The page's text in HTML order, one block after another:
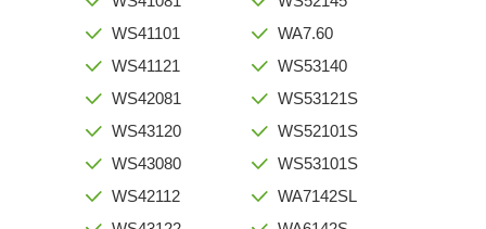
WS41101
WS41121
WS42081
WS43120
WS43080
WS42112
WA7.60
WS53140
WS53121S
WS52101S
WS53101S
WA7142SL